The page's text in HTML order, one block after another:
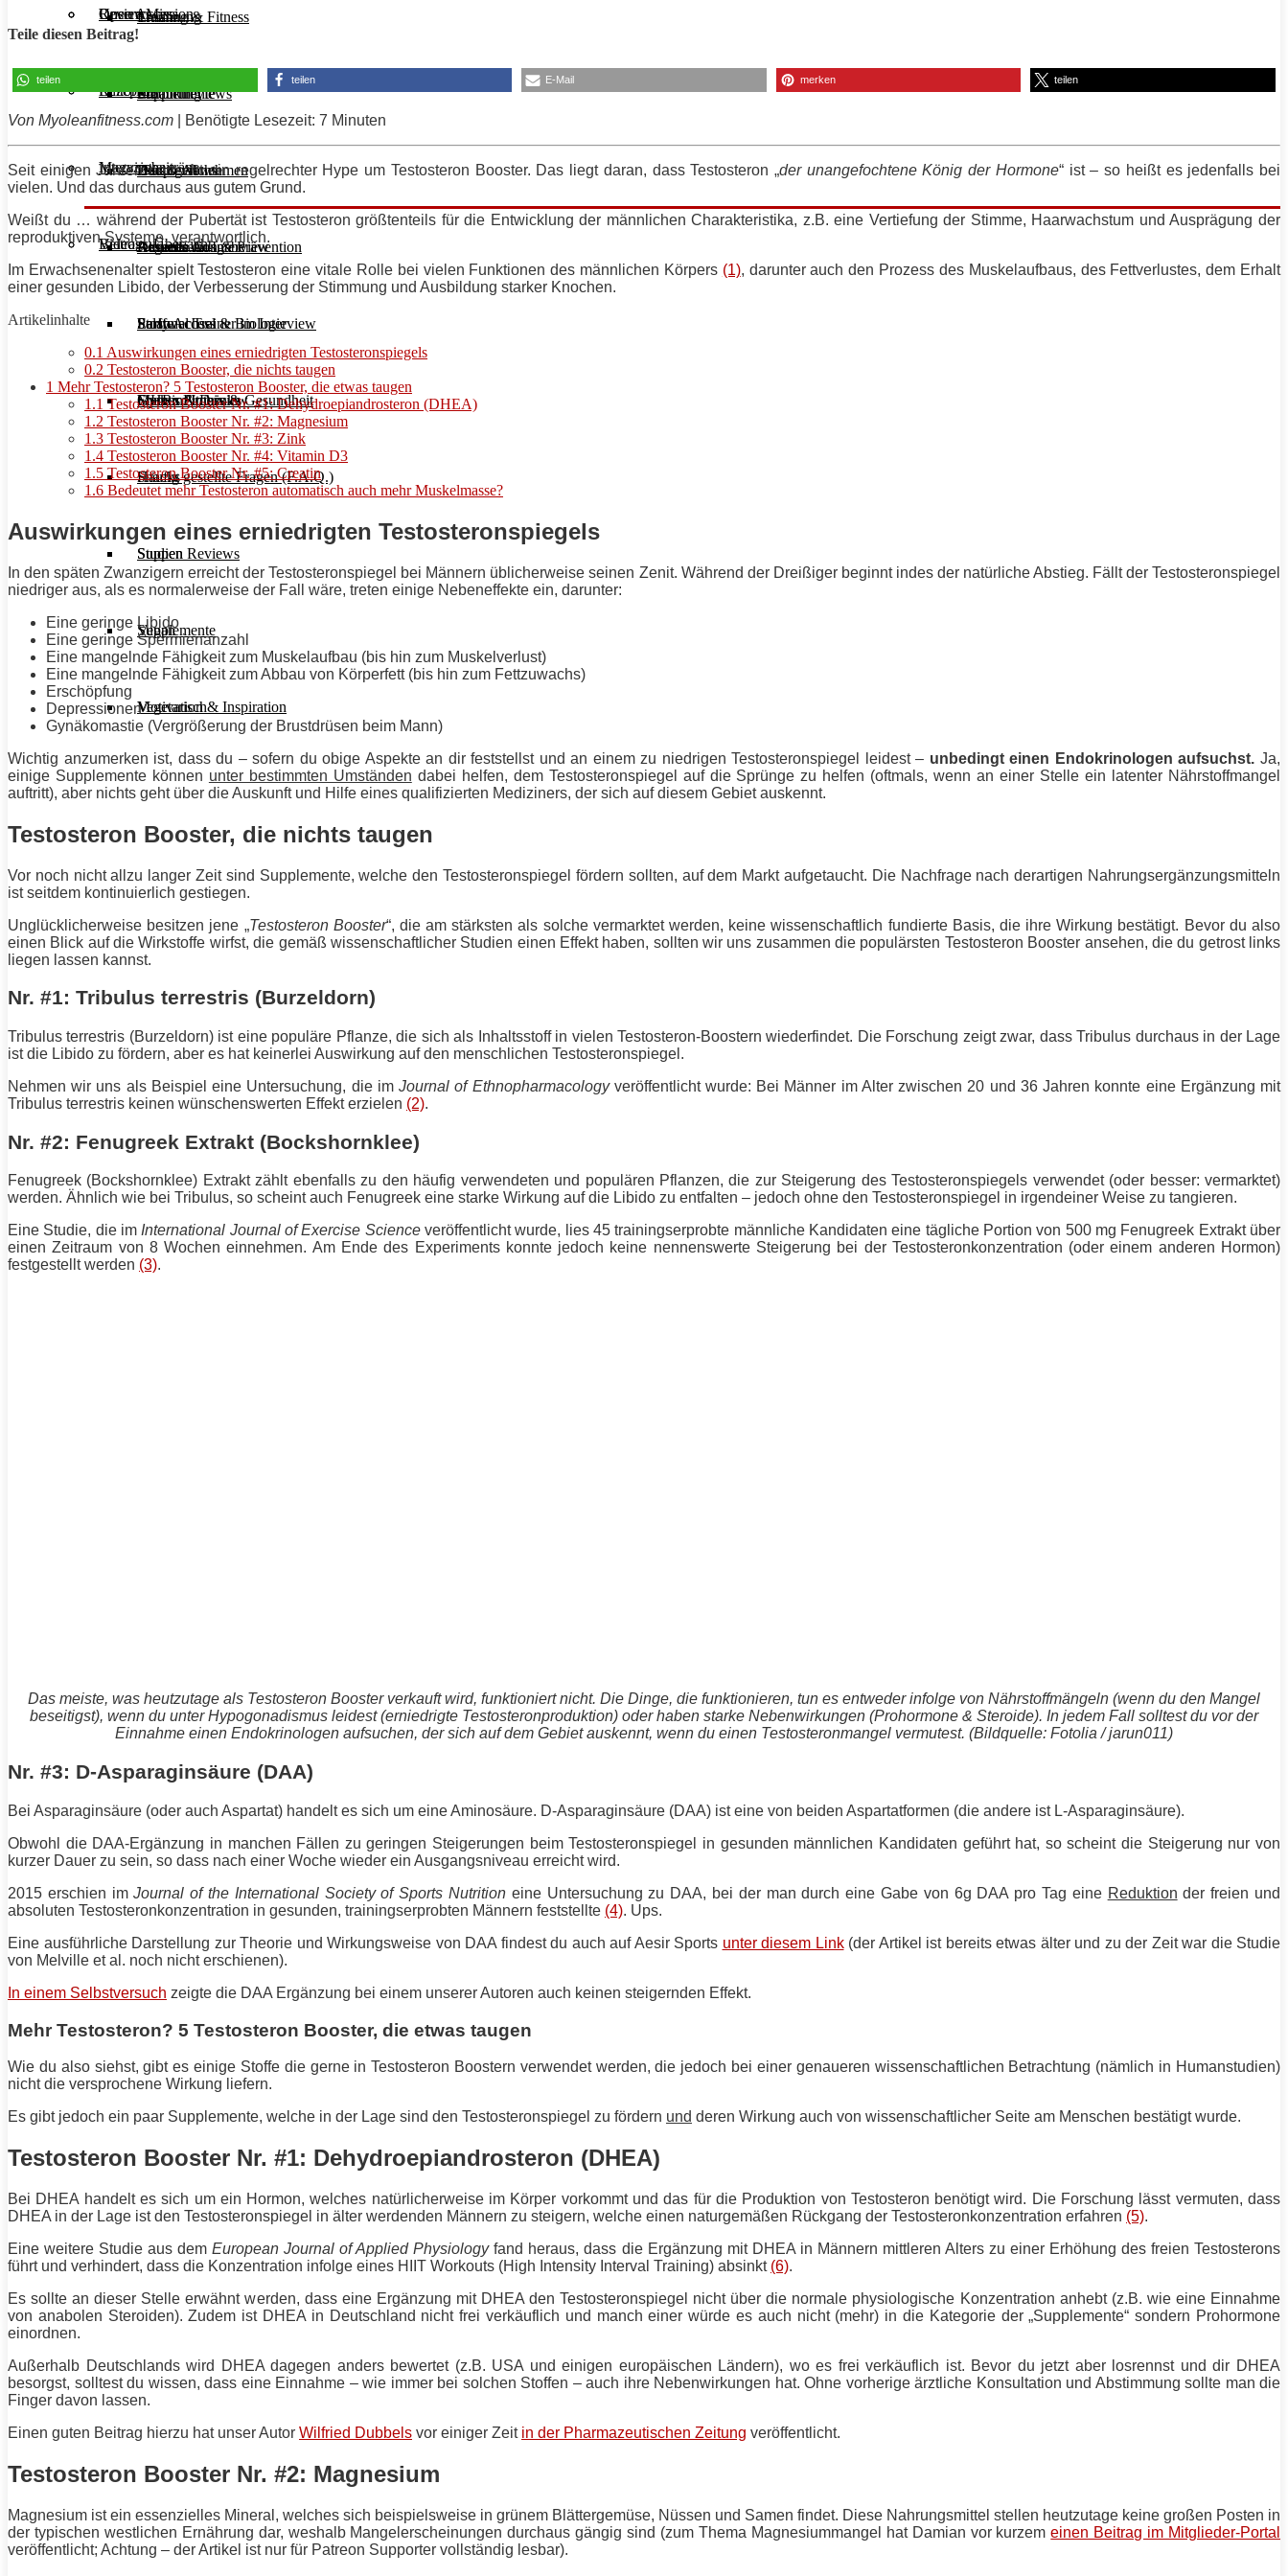
Unsere Mission
Ernährung
Supplemente
Training & Fitness
Ernährung
Diät & Abnehmen
Regeneration & Prävention
Stoffwechsel & Biologie
Frauen Fitness & Gesundheit
Häufig gestellte Fragen (F.A.Q.)
Studien Reviews
Supplemente
Motivation & Inspiration
Reviews
Produktreviews
Buchreviews
Rezepte
Hauptgerichte
Desserts
Salate
Shakes & Drinks
Snacks
Suppen
Vegan
Vegetarisch
Interviews
Athleten im Interview
Personal Trainer im Interview
Gym im Interview
Videos
Open Access
Editorials
Magazinbeiträge
Aktuelle Ausgabe
Early Access
MHRx Archiv
Beitrags-Übersicht
Teile diesen Beitrag!
teilen teilen E-Mail merken teilen
Von Myoleanfitness.com | Benötigte Lesezeit: 7 Minuten
Seit einigen Jahren herrscht ein regelrechter Hype um Testosteron Booster. Das liegt daran, dass Testosteron „der unangefochtene König der Hormone“ ist – so heißt es jedenfalls bei
vielen. Und das durchaus aus gutem Grund.
Weißt du … während der Pubertät ist Testosteron größtenteils für die Entwicklung der männlichen Charakteristika, z.B. eine Vertiefung der Stimme, Haarwachstum und Ausprägung der
reproduktiven Systeme, verantwortlich.
Im Erwachsenenalter spielt Testosteron eine vitale Rolle bei vielen Funktionen des männlichen Körpers (1), darunter auch den Prozess des Muskelaufbaus, des Fettverlustes, dem Erhalt
einer gesunden Libido, der Verbesserung der Stimmung und Ausbildung starker Knochen.
Artikelinhalte
0.1 Auswirkungen eines erniedrigten Testosteronspiegels
0.2 Testosteron Booster, die nichts taugen
1 Mehr Testosteron? 5 Testosteron Booster, die etwas taugen
1.1 Testosteron Booster Nr. #1: Dehydroepiandrosteron (DHEA)
1.2 Testosteron Booster Nr. #2: Magnesium
1.3 Testosteron Booster Nr. #3: Zink
1.4 Testosteron Booster Nr. #4: Vitamin D3
1.5 Testosteron Booster Nr. #5: Creatin
1.6 Bedeutet mehr Testosteron automatisch auch mehr Muskelmasse?
Auswirkungen eines erniedrigten Testosteronspiegels
In den späten Zwanzigern erreicht der Testosteronspiegel bei Männern üblicherweise seinen Zenit. Während der Dreißiger beginnt indes der natürliche Abstieg. Fällt der Testosteronspiegel
niedriger aus, als es normalerweise der Fall wäre, treten einige Nebeneffekte ein, darunter:
Eine geringe Libido
Eine geringe Spermienanzahl
Eine mangelnde Fähigkeit zum Muskelaufbau (bis hin zum Muskelverlust)
Eine mangelnde Fähigkeit zum Abbau von Körperfett (bis hin zum Fettzuwachs)
Erschöpfung
Depressionen
Gynäkomastie (Vergrößerung der Brustdrüsen beim Mann)
Wichtig anzumerken ist, dass du – sofern du obige Aspekte an dir feststellst und an einem zu niedrigen Testosteronspiegel leidest – unbedingt einen Endokrinologen aufsuchst. Ja,
einige Supplemente können unter bestimmten Umständen dabei helfen, dem Testosteronspiegel auf die Sprünge zu helfen (oftmals, wenn an einer Stelle ein latenter Nährstoffmangel
auftritt), aber nichts geht über die Auskunft und Hilfe eines qualifizierten Mediziners, der sich auf diesem Gebiet auskennt.
Testosteron Booster, die nichts taugen
Vor noch nicht allzu langer Zeit sind Supplemente, welche den Testosteronspiegel fördern sollten, auf dem Markt aufgetaucht. Die Nachfrage nach derartigen Nahrungsergänzungsmitteln
ist seitdem kontinuierlich gestiegen.
Unglücklicherweise besitzen jene „Testosteron Booster“, die am stärksten als solche vermarktet werden, keine wissenschaftlich fundierte Basis, die ihre Wirkung bestätigt. Bevor du also
einen Blick auf die Wirkstoffe wirfst, die gemäß wissenschaftlicher Studien einen Effekt haben, sollten wir uns zusammen die populärsten Testosteron Booster ansehen, die du getrost links
liegen lassen kannst.
Nr. #1: Tribulus terrestris (Burzeldorn)
Tribulus terrestris (Burzeldorn) ist eine populäre Pflanze, die sich als Inhaltsstoff in vielen Testosteron-Boostern wiederfindet. Die Forschung zeigt zwar, dass Tribulus durchaus in der Lage
ist die Libido zu fördern, aber es hat keinerlei Auswirkung auf den menschlichen Testosteronspiegel.
Nehmen wir uns als Beispiel eine Untersuchung, die imJournal of Ethnopharmacologyveröffentlicht wurde: Bei Männer im Alter zwischen 20 und 36 Jahren konnte eine Ergänzung mit
Tribulus terrestris keinen wünschenswerten Effekt erzielen (2).
Nr. #2: Fenugreek Extrakt (Bockshornklee)
Fenugreek (Bockshornklee) Extrakt zählt ebenfalls zu den häufig verwendeten und populären Pflanzen, die zur Steigerung des Testosteronspiegels verwendet (oder besser: vermarktet)
werden. Ähnlich wie bei Tribulus, so scheint auch Fenugreek eine starke Wirkung auf die Libido zu entfalten – jedoch ohne den Testosteronspiegel in irgendeiner Weise zu tangieren.
Eine Studie, die im International Journal of Exercise Scienceveröffentlicht wurde, lies 45 trainingserprobte männliche Kandidaten eine tägliche Portion von 500 mg Fenugreek Extrakt über
einen Zeitraum von 8 Wochen einnehmen. Am Ende des Experiments konnte jedoch keine nennenswerte Steigerung bei der Testosteronkonzentration (oder einem anderen Hormon)
festgestellt werden (3).
Das meiste, was heutzutage als Testosteron Booster verkauft wird, funktioniert nicht. Die Dinge, die funktionieren, tun es entweder infolge von Nährstoffmängeln (wenn du den Mangel
beseitigst), wenn du unter Hypogonadismus leidest (erniedrigte Testosteronproduktion) oder haben starke Nebenwirkungen (Prohormone & Steroide). In jedem Fall solltest du vor der
Einnahme einen Endokrinologen aufsuchen, der sich auf dem Gebiet auskennt, wenn du einen Testosteronmangel vermutest. (Bildquelle: Fotolia / jarun011)
Nr. #3: D-Asparaginsäure (DAA)
Bei Asparaginsäure (oder auch Aspartat) handelt es sich um eine Aminosäure. D-Asparaginsäure (DAA) ist eine von beiden Aspartatformen (die andere ist L-Asparaginsäure).
Obwohl die DAA-Ergänzung in manchen Fällen zu geringen Steigerungen beim Testosteronspiegel in gesunden männlichen Kandidaten geführt hat, so scheint die Steigerung nur von
kurzer Dauer zu sein, so dass nach einer Woche wieder ein Ausgangsniveau erreicht wird.
2015 erschien imJournal of the International Society of Sports Nutrition eine Untersuchung zu DAA, bei der man durch eine Gabe von 6g DAA pro Tag eine Reduktion der freien und
absoluten Testosteronkonzentration in gesunden, trainingserprobten Männern feststellte (4). Ups.
Eine ausführliche Darstellung zur Theorie und Wirkungsweise von DAA findest du auch auf Aesir Sports unter diesem Link(der Artikel ist bereits etwas älter und zu der Zeit war die Studie
von Melville et al. noch nicht erschienen).
In einem Selbstversuch zeigte die DAA Ergänzung bei einem unserer Autoren auch keinen steigernden Effekt.
Mehr Testosteron? 5 Testosteron Booster, die etwas taugen
Wie du also siehst, gibt es einige Stoffe die gerne in Testosteron Boostern verwendet werden, die jedoch bei einer genaueren wissenschaftlichen Betrachtung (nämlich in Humanstudien)
nicht die versprochene Wirkung liefern.
Es gibt jedoch ein paar Supplemente, welche in der Lage sind den Testosteronspiegel zu fördern und deren Wirkung auch von wissenschaftlicher Seite am Menschen bestätigt wurde.
Testosteron Booster Nr. #1: Dehydroepiandrosteron (DHEA)
Bei DHEA handelt es sich um ein Hormon, welches natürlicherweise im Körper vorkommt und das für die Produktion von Testosteron benötigt wird. Die Forschung lässt vermuten, dass
DHEA in der Lage ist den Testosteronspiegel in älter werdenden Männern zu steigern, welche einen naturgemäßen Rückgang der Testosteronkonzentration erfahren (5).
Eine weitere Studie aus demEuropean Journal of Applied Physiologyfand heraus, dass die Ergänzung mit DHEA in Männern mittleren Alters zu einer Erhöhung des freien Testosterons
führt und verhindert, dass die Konzentration infolge eines HIIT Workouts (High Intensity Interval Training) absinkt (6).
Es sollte an dieser Stelle erwähnt werden, dass eine Ergänzung mit DHEA den Testosteronspiegel nicht über die normale physiologische Konzentration anhebt (z.B. wie eine Einnahme
von anabolen Steroiden). Zudem ist DHEA in Deutschland nicht frei verkäuflich und manch einer würde es auch nicht (mehr) in die Kategorie der „Supplemente“ sondern Prohormone
einordnen.
Außerhalb Deutschlands wird DHEA dagegen anders bewertet (z.B. USA und einigen europäischen Ländern), wo es frei verkäuflich ist. Bevor du jetzt aber losrennst und dir DHEA
besorgst, solltest du wissen, dass eine Einnahme – wie immer bei solchen Stoffen – auch ihre Nebenwirkungen hat. Ohne vorherige ärztliche Konsultation und Abstimmung sollte man die
Finger davon lassen.
Einen guten Beitrag hierzu hat unser Autor Wilfried Dubbels vor einiger Zeit in der Pharmazeutischen Zeitung veröffentlicht.
Testosteron Booster Nr. #2: Magnesium
Magnesium ist ein essenzielles Mineral, welches sich beispielsweise in grünem Blättergemüse, Nüssen und Samen findet. Diese Nahrungsmittel stellen heutzutage keine großen Posten in
der typischen westlichen Ernährung dar, weshalb Mangelerscheinungen durchaus gängig sind (zum Thema Magnesiummangel hat Damian vor kurzemeinen Beitrag im Mitglieder-Portal
veröffentlicht; Achtung – der Artikel ist nur für Patreon Supporter vollständig lesbar).